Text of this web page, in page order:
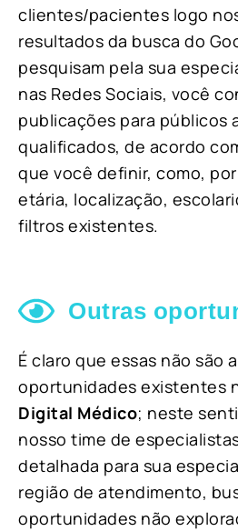
clientes/pacientes logo
resultados da busca do
pesquisam pela sua
nas Redes Sociais, você
publicações para públicos
qualificados, de acordo
que você definir, como,
etária, localização,
filtros existentes.
Outras
É claro que essas não são
oportunidades existentes
Digital Médico; neste
nosso time de
detalhada para sua
região de atendimento,
oportunidades não